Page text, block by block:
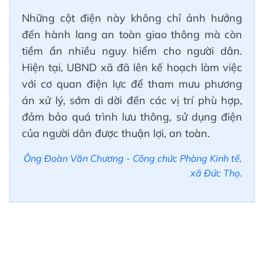
Những cột điện này không chỉ ảnh hưởng
đến hành lang an toàn giao thông mà còn
tiềm ẩn nhiều nguy hiểm cho người dân.
Hiện tại, UBND xã đã lên kế hoạch làm việc
với cơ quan điện lực để tham mưu phương
án xử lý, sớm di dời đến các vị trí phù hợp,
đảm bảo quá trình lưu thông, sử dụng điện
của người dân được thuận lợi, an toàn.
Ông Đoàn Văn Chương - Công chức Phòng Kinh tế,
xã Đức Thọ.